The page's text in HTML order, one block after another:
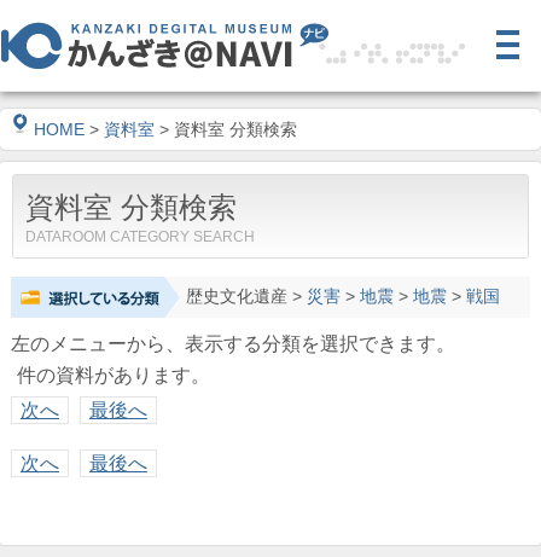
HOME > 資料室 > 資料室 分類検索
資料室 分類検索
DATAROOM CATEGORY SEARCH
歴史文化遺産> 災害> 地震> 地震> 戦国
左のメニューから、表示する分類を選択できます。
件の資料があります。
次へ
最後へ
次へ 最後へ